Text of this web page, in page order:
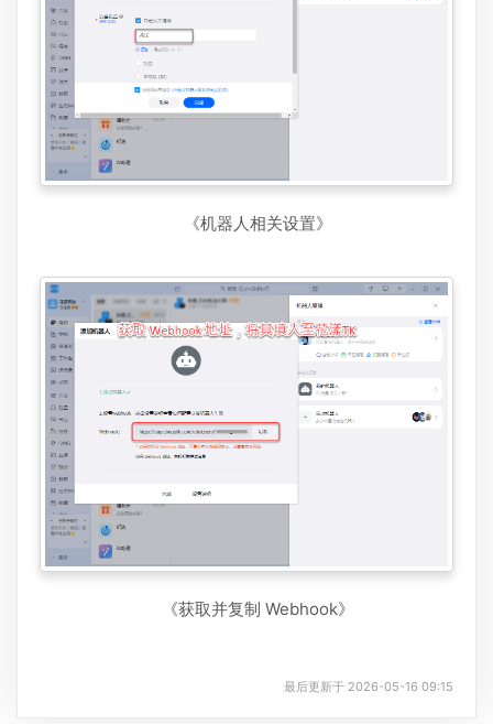
《机器人相关设置》
《获取并复制 Webhook》
最后更新于 2026-05-16 09:15